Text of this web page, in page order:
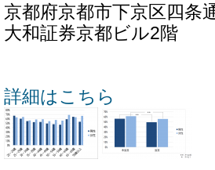
京都府京都市下京区四条
大和証券京都ビル2階
詳細はこちら